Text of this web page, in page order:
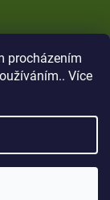
procházením
Více
práva